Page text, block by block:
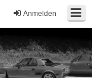
Anmelden